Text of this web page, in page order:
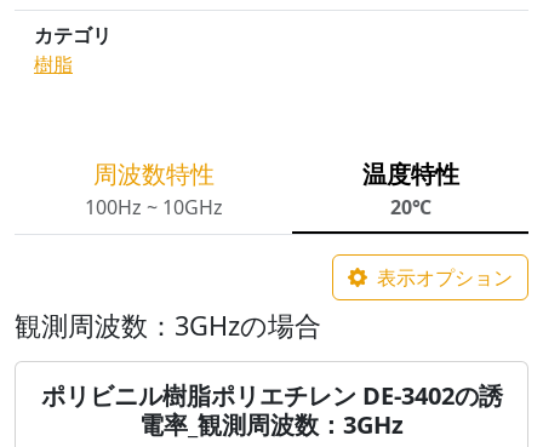
カテゴリ
樹脂
周波数特性
100Hz ~ 10GHz
温度特性
20℃
表示オプション
観測周波数：3GHzの場合
ポリビニル樹脂ポリエチレン DE-3402の誘
電率_観測周波数：3GHz